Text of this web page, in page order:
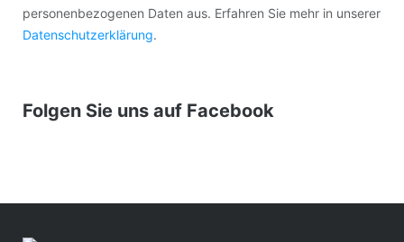
personenbezogenen Daten aus. Erfahren Sie mehr in unserer
Datenschutzerklärung.
Folgen Sie uns auf Facebook